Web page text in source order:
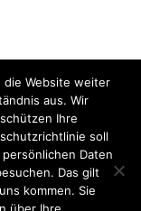
W-1 HOCHWASSER
die Website weiter
aus. Wir
Ihre
soll
Daten
Das gilt
kommen. Sie